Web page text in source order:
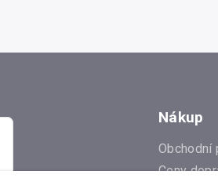
Nákup
Obchodní
Ceny